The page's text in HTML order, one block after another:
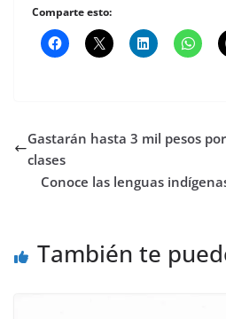
Comparte esto:
Gastarán hasta 3 mil pesos
clases
Conoce las lenguas
También te